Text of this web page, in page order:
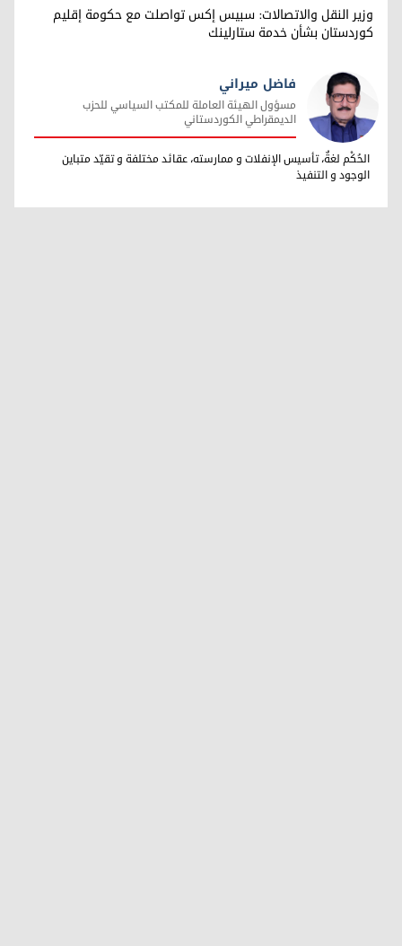
وزير النقل والاتصالات: سبيس إكس تواصلت مع حكومة إقليم
كوردستان بشأن خدمة ستارلينك
فاضل ميراني
فاضل ميراني
مسؤول الهيئة العاملة للمكتب السياسي للحزب
الديمقراطي الكوردستاني
الحُكْم لغةٌ، تأسيس الإنفلات و ممارسته، عقائد مختلفة و تقيّد متباين
الوجود و التنفيذ